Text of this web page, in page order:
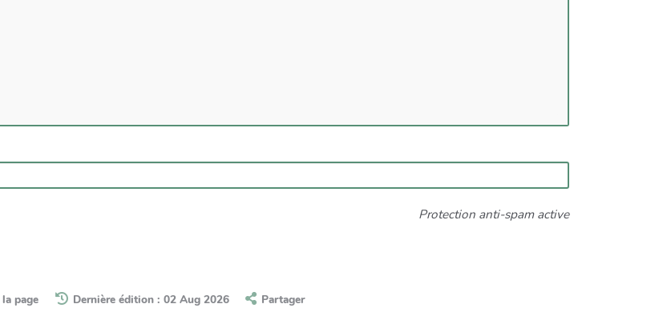
Protection anti-spam active
page Dernière édition : 02 Aug 2026 Partager